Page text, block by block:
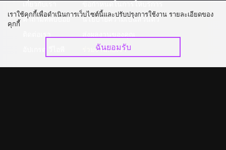
คำถามที่พบบ่อย
นโยบายความเป็นส่วนตัว
ร่วมงานกับเรา
เราใช้คุกกี้เพื่อดำเนินการเว็บไซต์นี้และปรับปรุงการใช้งาน รายละเอียดของ
คุกกี้
ฉันยอมรับ